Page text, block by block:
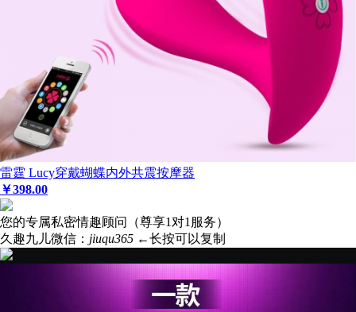
雷霆 Lucy穿戴蝴蝶内外共震按摩器
￥398.00
您的专属私密情趣顾问（尊享1对1服务）
久趣九儿微信： jiuqu365 ←长按可以复制